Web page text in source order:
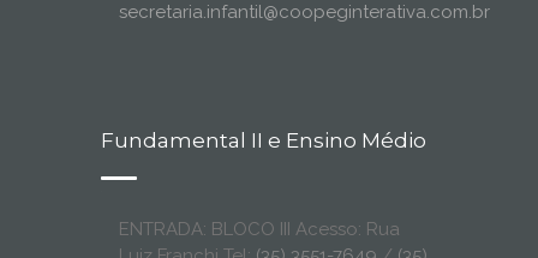
secretaria.infantil@coopeginterativa.com.br
Fundamental II e Ensino Médio
ENTRADA: BLOCO III Acesso: Rua